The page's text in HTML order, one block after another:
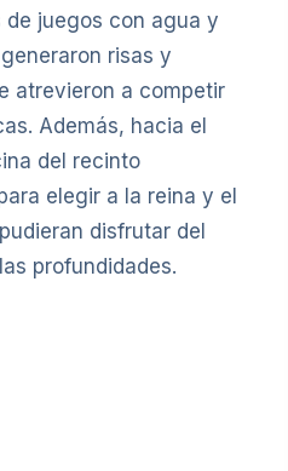
juegos con agua y
risas y
atrevieron a competir
Además, hacia el
del recinto
elegir a la reina y el
disfrutar del
profundidades.